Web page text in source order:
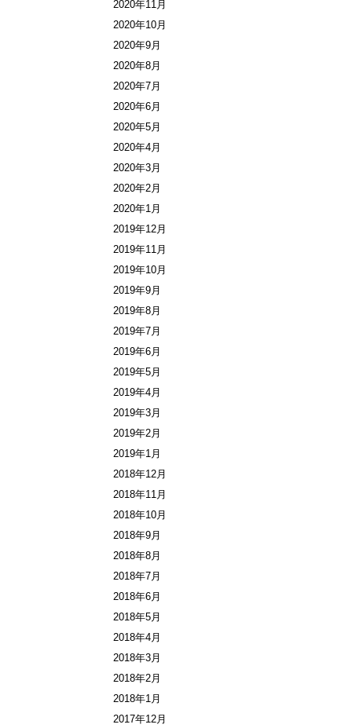
2020年11月
2020年10月
2020年9月
2020年8月
2020年7月
2020年6月
2020年5月
2020年4月
2020年3月
2020年2月
2020年1月
2019年12月
2019年11月
2019年10月
2019年9月
2019年8月
2019年7月
2019年6月
2019年5月
2019年4月
2019年3月
2019年2月
2019年1月
2018年12月
2018年11月
2018年10月
2018年9月
2018年8月
2018年7月
2018年6月
2018年5月
2018年4月
2018年3月
2018年2月
2018年1月
2017年12月